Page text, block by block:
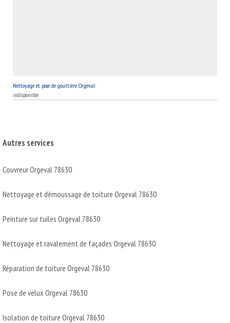
Nettoyage et pose de gouttière Orgeval
indisponible
Autres services
Couvreur Orgeval 78630
Nettoyage et démoussage de toiture Orgeval 78630
Peinture sur tuiles Orgeval 78630
Nettoyage et ravalement de façades Orgeval 78630
Réparation de toiture Orgeval 78630
Pose de velux Orgeval 78630
Isolation de toiture Orgeval 78630